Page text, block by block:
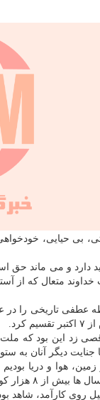
بی حیایی،
دارد و می ماند حق
متعال که از
تاریخی را در
دیگر آنان به
به دنیا آمدند.
روی کارآمد، شاهد